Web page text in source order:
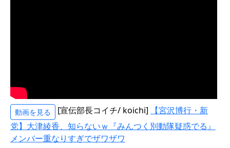
動画を見る [宣伝部長コイチ/ koichi]
【宮沢博行・新
党】大津綾香、知らないｗ『みんつく別動隊疑惑でる』
メンバー重なりすぎでザワザワ